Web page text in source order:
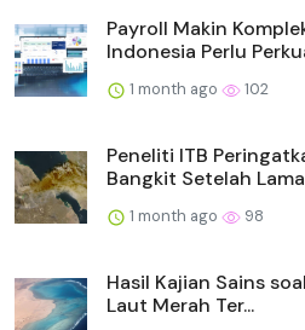
Payroll Makin
Indonesia Perlu
1 month ago 102
Peneliti ITB
Bangkit Setelah Lama
1 month ago 98
Hasil Kajian Sains
Laut Merah Ter...